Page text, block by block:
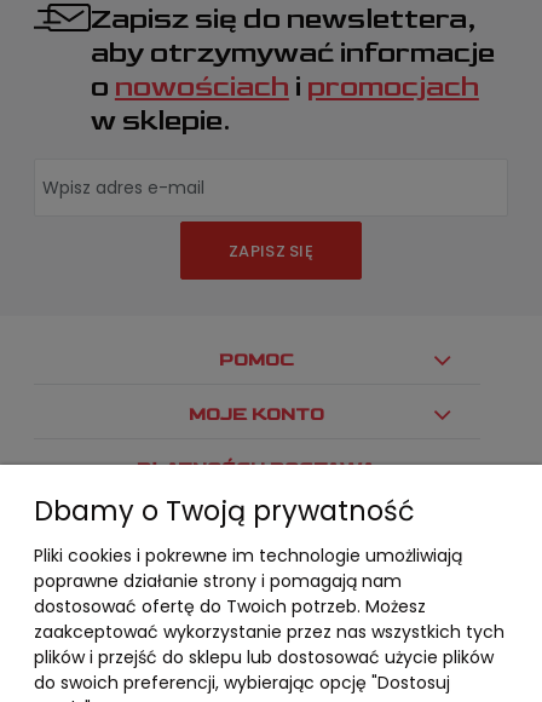
Zapisz się do newslettera,
aby otrzymywać informacje
o nowościach i promocjach
w sklepie.
ZAPISZ SIĘ
POMOC
MOJE KONTO
PŁATNOŚCI I DOSTAWA
INFORMACJE
O NAS
Dbamy o Twoją prywatność
Pliki cookies i pokrewne im technologie umożliwiają
poprawne działanie strony i pomagają nam
dostosować ofertę do Twoich potrzeb. Możesz
zaakceptować wykorzystanie przez nas wszystkich tych
plików i przejść do sklepu lub dostosować użycie plików
do swoich preferencji, wybierając opcję "Dostosuj